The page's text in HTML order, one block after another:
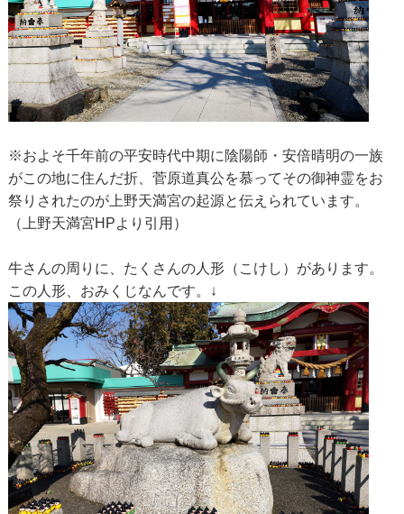
※およそ千年前の平安時代中期に陰陽師・安倍晴明の一族
がこの地に住んだ折、菅原道真公を慕ってその御神霊をお
祭りされたのが上野天満宮の起源と伝えられています。
（上野天満宮HPより引用）
牛さんの周りに、たくさんの人形（こけし）があります。
この人形、おみくじなんです。↓